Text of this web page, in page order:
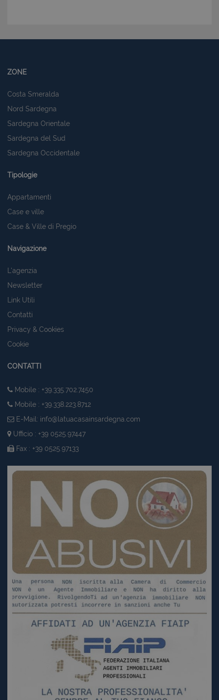
ZONE
Costa Smeralda
Nord Sardegna
Sardegna Orientale
Sardegna del Sud
Sardegna Occidentale
Tipologie
Appartamenti
Case e ville
Case & Ville di Pregio
Navigazione
L'agenzia
Newsletter
Link Utili
Contatti
Privacy & Cookies
Cookie
CONTATTI
Mobile : +39.335.702.7450
Mobile : +39.338.223.8712
E-Mail: info@latuacasainsardegna.com
Ufficio : +39 0525.97447
Fax : +39 0525.97133